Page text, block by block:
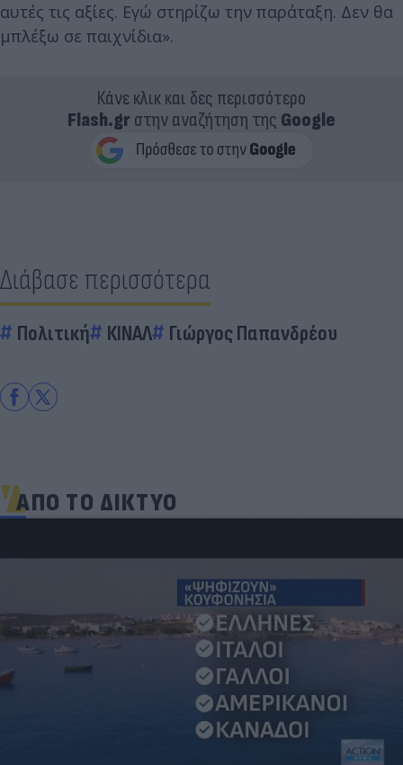
αυτές τις αξίες. Εγώ στηρίζω την παράταξη. Δεν θα
μπλέξω σε παιχνίδια».
Κάνε κλικ και δες περισσότερο
Flash.grστην αναζήτηση της Google
Διάβασε περισσότερα
Πολιτική ΚΙΝΑΛ Γιώργος Παπανδρέου
ΑΠΟ ΤΟ ΔΙΚΤΥΟ